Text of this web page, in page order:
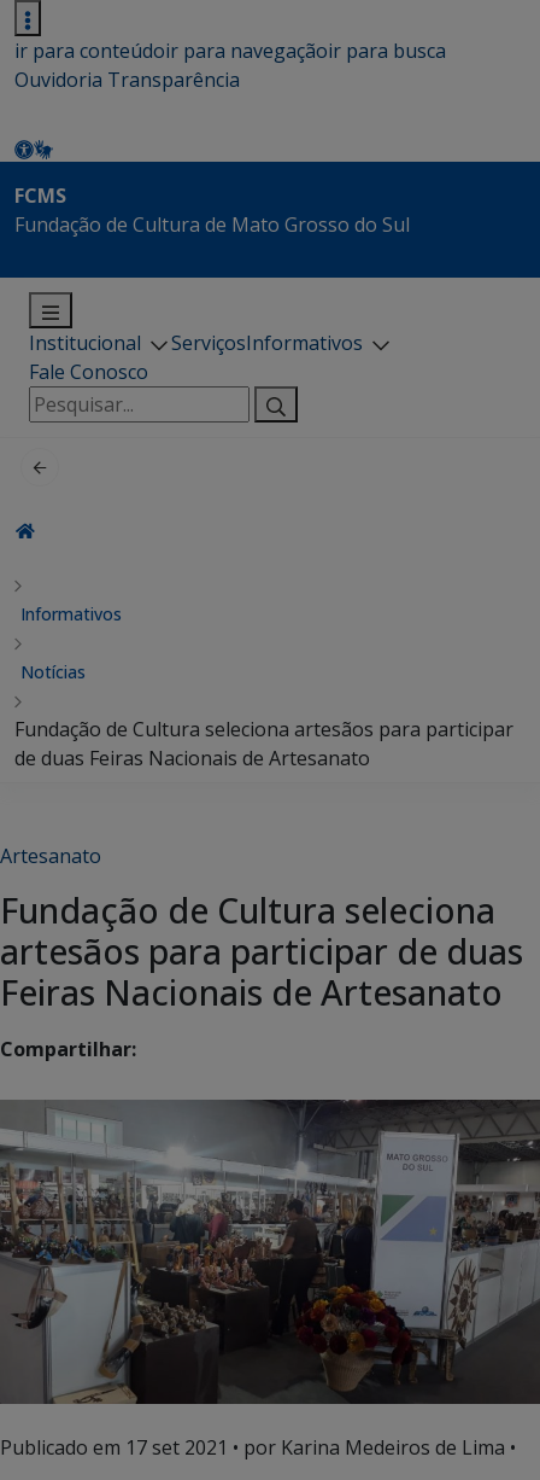
ir para conteúdoir para navegaçãoir para busca
Ouvidoria Transparência
FCMS
Fundação de Cultura de Mato Grosso do Sul
Institucional ServiçosInformativos
Fale Conosco
Pesquisar
por:
Informativos
Notícias
Fundação de Cultura seleciona artesãos para participar
de duas Feiras Nacionais de Artesanato
Artesanato
Fundação de Cultura seleciona
artesãos para participar de duas
Feiras Nacionais de Artesanato
Compartilhar:
Publicado em 17 set 2021 • por Karina Medeiros de Lima •